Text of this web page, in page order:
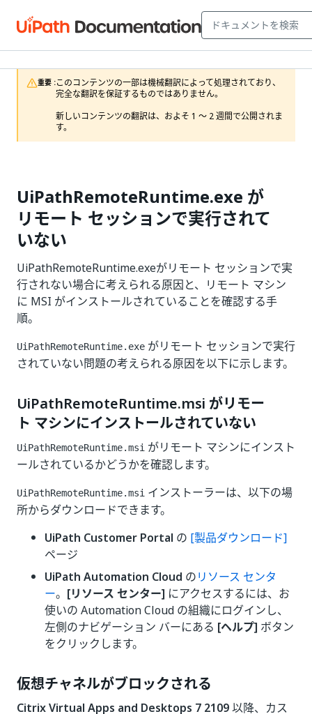
重要 :このコンテンツの一部は機械翻訳によって処理されており、
完全な翻訳を保証するものではありません。
新しいコンテンツの翻訳は、およそ 1 ～ 2 週間で公開されま
す。
UiPathRemoteRuntime.exe が
リモート セッションで実行されて
いない
UiPathRemoteRuntime.exeがリモート セッションで実
行されない場合に考えられる原因と、リモート マシン
に MSI がインストールされていることを確認する手
順。
UiPathRemoteRuntime.exe がリモート セッションで実行
されていない問題の考えられる原因を以下に示します。
UiPathRemoteRuntime.msi がリモー
ト マシンにインストールされていない
UiPathRemoteRuntime.msi がリモート マシンにインスト
ールされているかどうかを確認します。
UiPathRemoteRuntime.msi インストーラーは、以下の場
所からダウンロードできます。
UiPath Customer Portal の [製品ダウンロード]
ページ
UiPath Automation Cloud のリソース センタ
ー。 [リソース センター] にアクセスするには、お
使いの Automation Cloud の組織にログインし、
左側のナビゲーション バーにある [ヘルプ] ボタン
をクリックします。
仮想チャネルがブロックされる
Citrix Virtual Apps and Desktops 7 2109以降、カス